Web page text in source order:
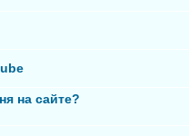
на сайте?